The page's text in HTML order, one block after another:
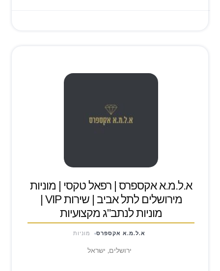
א.ל.מ.א אקספרס | רפאל טקסי | מוניות
מירושלים לתל אביב | שירות VIP |
מוניות לנתב"ג מקצועיות
א.ל.מ.א אקספרס מוניות
ירושלים, ישראל